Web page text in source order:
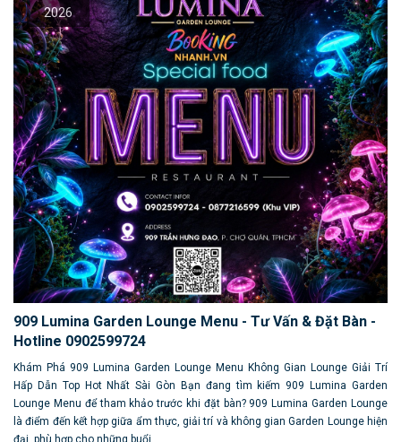
2026
909 Lumina Garden Lounge Menu - Tư Vấn & Đặt Bàn -
Hotline 0902599724
Khám Phá 909 Lumina Garden Lounge Menu Không Gian Lounge Giải Trí
Hấp Dẫn Top Hot Nhất Sài Gòn Bạn đang tìm kiếm 909 Lumina Garden
Lounge Menu để tham khảo trước khi đặt bàn? 909 Lumina Garden Lounge
là điểm đến kết hợp giữa ẩm thực, giải trí và không gian Garden Lounge hiện